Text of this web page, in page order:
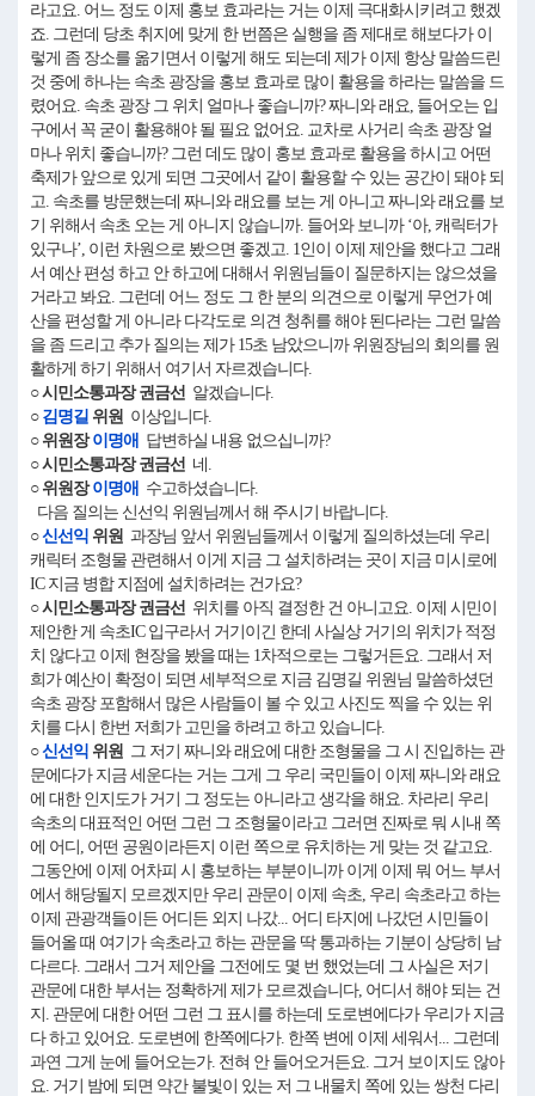
라고요. 어느 정도 이제 홍보 효과라는 거는 이제 극대화시키려고 했겠
죠. 그런데 당초 취지에 맞게 한 번쯤은 실행을 좀 제대로 해보다가 이
렇게 좀 장소를 옮기면서 이렇게 해도 되는데 제가 이제 항상 말씀드린
것 중에 하나는 속초 광장을 홍보 효과로 많이 활용을 하라는 말씀을 드
렸어요. 속초 광장 그 위치 얼마나 좋습니까? 짜니와 래요, 들어오는 입
구에서 꼭 굳이 활용해야 될 필요 없어요. 교차로 사거리 속초 광장 얼
마나 위치 좋습니까? 그런 데도 많이 홍보 효과로 활용을 하시고 어떤
축제가 앞으로 있게 되면 그곳에서 같이 활용할 수 있는 공간이 돼야 되
고. 속초를 방문했는데 짜니와 래요를 보는 게 아니고 짜니와 래요를 보
기 위해서 속초 오는 게 아니지 않습니까. 들어와 보니까 ‘아, 캐릭터가
있구나’, 이런 차원으로 봤으면 좋겠고. 1인이 이제 제안을 했다고 그래
서 예산 편성 하고 안 하고에 대해서 위원님들이 질문하지는 않으셨을
거라고 봐요. 그런데 어느 정도 그 한 분의 의견으로 이렇게 무언가 예
산을 편성할 게 아니라 다각도로 의견 청취를 해야 된다라는 그런 말씀
을 좀 드리고 추가 질의는 제가 15초 남았으니까 위원장님의 회의를 원
활하게 하기 위해서 여기서 자르겠습니다.
○ 시민소통과장 권금선 알겠습니다.
○ 김명길 위원 이상입니다.
○ 위원장이명애 답변하실 내용 없으십니까?
○ 시민소통과장 권금선 네.
○ 위원장이명애 수고하셨습니다.
다음 질의는 신선익 위원님께서 해 주시기 바랍니다.
○신선익 위원 과장님 앞서 위원님들께서 이렇게 질의하셨는데 우리
캐릭터 조형물 관련해서 이게 지금 그 설치하려는 곳이 지금 미시로에
IC 지금 병합 지점에 설치하려는 건가요?
○ 시민소통과장 권금선 위치를 아직 결정한 건 아니고요. 이제 시민이
제안한 게 속초IC 입구라서 거기이긴 한데 사실상 거기의 위치가 적정
치 않다고 이제 현장을 봤을 때는 1차적으로는 그렇거든요. 그래서 저
희가 예산이 확정이 되면 세부적으로 지금 김명길 위원님 말씀하셨던
속초 광장 포함해서 많은 사람들이 볼 수 있고 사진도 찍을 수 있는 위
치를 다시 한번 저희가 고민을 하려고 하고 있습니다.
○신선익 위원 그 저기 짜니와 래요에 대한 조형물을 그 시 진입하는 관
문에다가 지금 세운다는 거는 그게 그 우리 국민들이 이제 짜니와 래요
에 대한 인지도가 거기 그 정도는 아니라고 생각을 해요. 차라리 우리
속초의 대표적인 어떤 그런 그 조형물이라고 그러면 진짜로 뭐 시내 쪽
에 어디, 어떤 공원이라든지 이런 쪽으로 유치하는 게 맞는 것 같고요.
그동안에 이제 어차피 시 홍보하는 부분이니까 이게 이제 뭐 어느 부서
에서 해당될지 모르겠지만 우리 관문이 이제 속초, 우리 속초라고 하는
이제 관광객들이든 어디든 외지 나갔... 어디 타지에 나갔던 시민들이
들어올 때 여기가 속초라고 하는 관문을 딱 통과하는 기분이 상당히 남
다르다. 그래서 그거 제안을 그전에도 몇 번 했었는데 그 사실은 저기
관문에 대한 부서는 정확하게 제가 모르겠습니다, 어디서 해야 되는 건
지. 관문에 대한 어떤 그런 그 표시를 하는데 도로변에다가 우리가 지금
다 하고 있어요. 도로변에 한쪽에다가. 한쪽 변에 이제 세워서... 그런데
과연 그게 눈에 들어오는가. 전혀 안 들어오거든요. 그거 보이지도 않아
요. 거기 밤에 되면 약간 불빛이 있는 저 그 내물치 쪽에 있는 쌍천 다리